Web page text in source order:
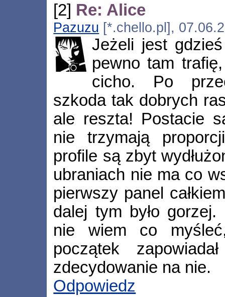
[2] Re: Alice
Pazuzu [*.chello.pl],
Jeżeli jest
pewno tam
cicho. Po
szkoda tak dobrych
ale reszta! Postacie
nie trzymają
profile są zbyt
ubraniach nie ma co
pierwszy panel
dalej tym było
nie wiem co
początek
zdecydowanie na nie.
Odpowiedz